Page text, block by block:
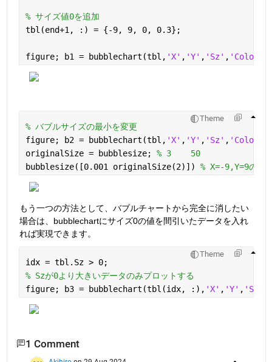
% サイズ値0を追加
tbl(end+1, :) = {-9, 9, 0, 0.3};
figure; b1 = bubblechart(tbl, 'X' , 'Y' , 'Sz' , 'Colors'
Theme
% バブルサイズの最小を変更
figure; b2 = bubblechart(tbl, 'X' , 'Y' , 'Sz' , 'Colors'
originalSize = bubblesize; % 3    50
bubblesize([0.001 originalSize(2)]) % X=-9,Y=9のと
もう一つの方法として、バブルチャートから完全に消したい
場合は、bubblechartにサイズ0の値を間引いたデータを入れ
れば実現できます。
Theme
idx = tbl.Sz > 0;
% Szが0より大きいデータのみプロットする
figure; b3 = bubblechart(tbl(idx, :), 'X' , 'Y' , 'Sz'
1 Comment